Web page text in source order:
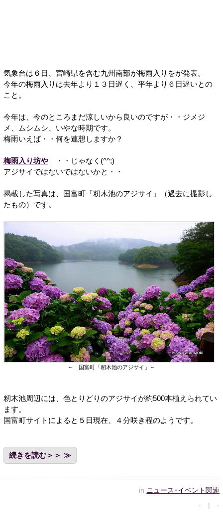
気象台は６日、宮崎県を含む九州南部が梅雨入りをが発表。
今年の梅雨入りは去年より１３日遅く、平年より６日遅いとの
こと。
今年は、今のところまだ涼しいから良いのですが・・ジメジ
メ、ムシムシ、いやな時期です。
梅雨いえば・・何を連想しますか？
梅雨入り坊や・・じゃなく(^^;)
アジサイではないではないかと・・
掲載した写真は、国富町「籾木池のアジサイ」（過去に撮影し
たもの）です。
～ 国富町「籾木池のアジサイ」～
籾木池周辺には、色とりどりのアジサイが約500本植えられてい
ます。
国富町サイトによると５日現在、４分咲き程のようです。
続きを読む＞＞
in ニュース･イベント関連
- | -